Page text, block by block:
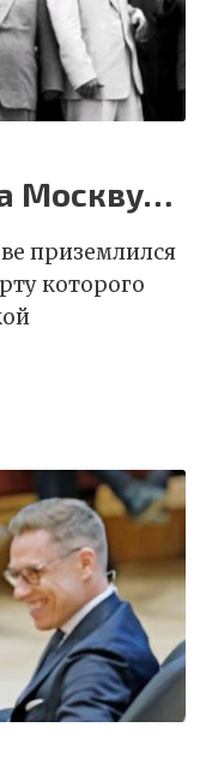
Москву…
приземлился
которого